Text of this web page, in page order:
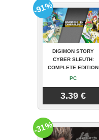
DIGIMON STORY
CYBER SLEUTH:
COMPLETE EDITION
PC
3.39 €
-91%
-31%